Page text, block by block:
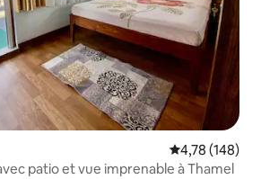
Note
4,78 (148)
patio et vue imprenable à Thamel